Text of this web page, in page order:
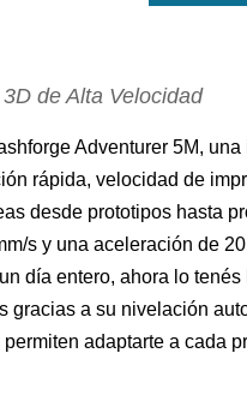
de Alta Velocidad
Adventurer 5M, una
rápida, velocidad de
desde prototipos hasta
s y una aceleración de
día entero, ahora lo
gracias a su nivelación
adaptarte a cada